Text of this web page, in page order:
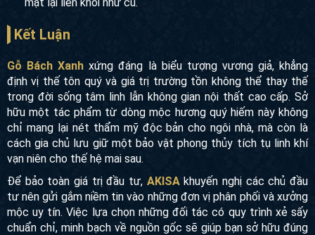
Kết Luận
Gỗ Bách Xanh xứng đáng là biểu tượng vương giả, khẳng
định vị thế tôn quý và giá trị trường tồn không thể thay thế
trong đời sống tâm linh lẫn không gian nội thất cao cấp. Sở
hữu một tác phẩm từ dòng mộc hương quý hiếm này không
chỉ mang lại nét thẩm mỹ độc bản cho ngôi nhà, mà còn là
cách gia chủ lưu giữ một bảo vật phong thủy tích tụ linh khí
vạn niên cho thế hệ mai sau.
Để bảo toàn giá trị đầu tư, AKISAkhuyến nghị các chủ đầu
tư nên gửi gắm niềm tin vào những đơn vị phân phối và xưởng
mộc uy tín. Việc lựa chọn những đối tác có quy trình xẻ sấy
chuẩn chỉ, minh bạch về nguồn gốc sẽ giúp bạn sở hữu đúng